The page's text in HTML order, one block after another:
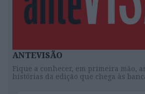
ANTEVISÃO
Fique a conhecer, em primeira mão,
histórias da edição que chega às